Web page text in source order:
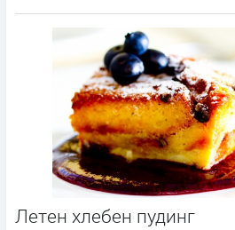
Летен хлебен пудинг